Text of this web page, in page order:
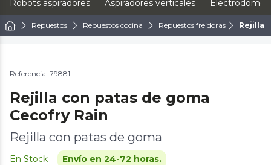
Robots aspiradores Aspiradores verticales
Repuestos Repuestos cocina Repuestos freidoras Rejilla
Referencia: 79881
Rejilla con patas de goma
Cecofry Rain
Rejilla con patas de goma
En Stock Envío en 24-72 horas.